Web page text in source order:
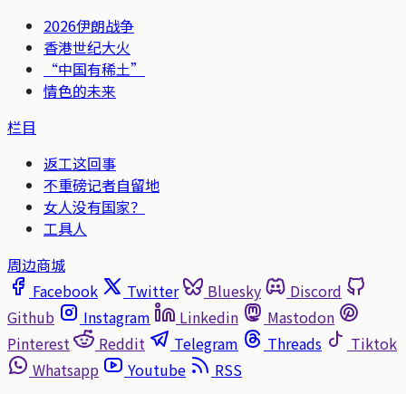
2026伊朗战争
香港世纪大火
“中国有稀土”
情色的未来
栏目
返工这回事
不重磅记者自留地
女人没有国家？
工具人
周边商城
Facebook
Twitter Bluesky
Discord
Github
Instagram Linkedin
Mastodon
Pinterest
Reddit Telegram Threads
Tiktok
Whatsapp
Youtube
RSS